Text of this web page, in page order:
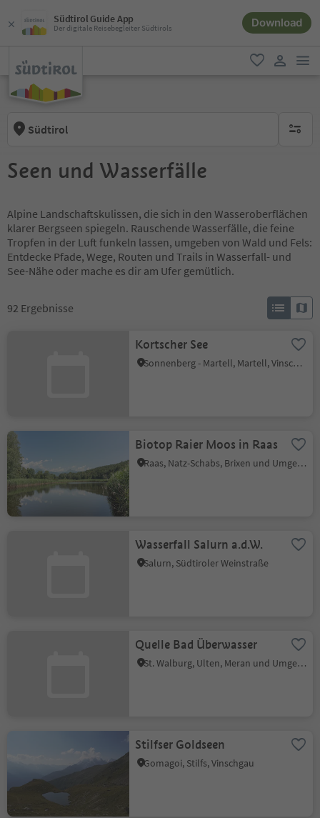
Südtirol Guide App
Der digitale Reisebegleiter Südtirols Download
favorit
Südtirol keine
Seen und Wasserfälle
Alpine Landschaftskulissen, die sich in den Wasseroberflächen
klarer Bergseen spiegeln. Rauschende Wasserfälle, die feine
Tropfen in der Luft funkeln lassen, umgeben von Wald und Fels:
Entdecke Pfade, Wege, Routen und Trails in Wasserfall- und
See-Nähe oder mache es dir am Ufer gemütlich.
92 Ergebnisse
Kortscher See
Sonnenberg - Martell, Martell, Vinschgau
Biotop Raier Moos in Raas
Raas, Natz-Schabs, Brixen und Umgebung
Wasserfall Salurn a.d.W.
Salurn, Südtiroler Weinstraße
Quelle Bad Überwasser
St. Walburg, Ulten, Meran und Umgebung
Stilfser Goldseen
Gomagoi, Stilfs, Vinschgau